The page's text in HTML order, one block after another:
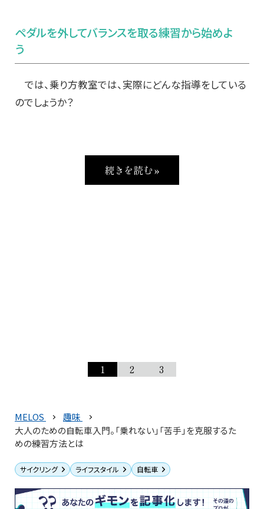
ペダルを外してバランスを取る練習から始めよ
う
では、乗り方教室では、実際にどんな指導をしている
のでしょうか？
続きを読む »
1 2 3
MELOS
趣味
大人のための自転車入門。「乗れない」「苦手」を克服するた
めの練習方法とは
サイクリング ライフスタイル 自転車